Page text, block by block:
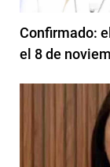
Confirmado:
el 8 de